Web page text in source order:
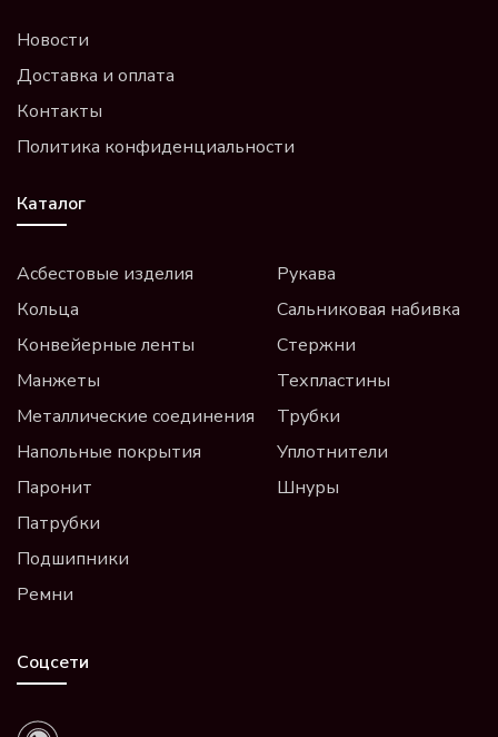
Новости
Доставка и оплата
Контакты
Политика конфиденциальности
Каталог
Асбестовые изделия
Кольца
Конвейерные ленты
Манжеты
Металлические соединения
Напольные покрытия
Паронит
Патрубки
Подшипники
Ремни
Рукава
Сальниковая набивка
Стержни
Техпластины
Трубки
Уплотнители
Шнуры
Соцсети